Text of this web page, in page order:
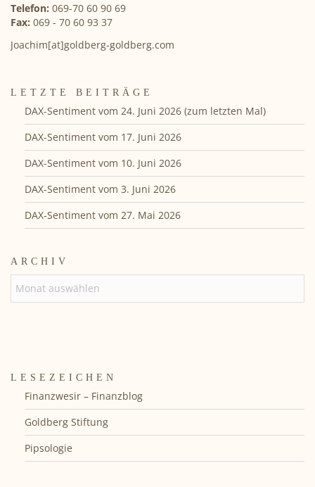
Telefon: 069-70 60 90 69
Fax: 069 - 70 60 93 37
Joachim[at]goldberg-goldberg.com
LETZTE BEITRÄGE
DAX-Sentiment vom 24. Juni 2026 (zum letzten Mal)
DAX-Sentiment vom 17. Juni 2026
DAX-Sentiment vom 10. Juni 2026
DAX-Sentiment vom 3. Juni 2026
DAX-Sentiment vom 27. Mai 2026
ARCHIV
LESEZEICHEN
Finanzwesir – Finanzblog
Goldberg Stiftung
Pipsologie